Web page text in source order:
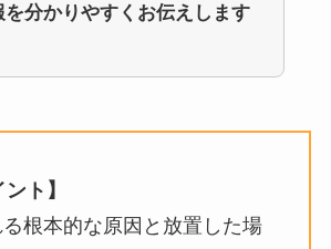
を分かりやすくお伝えします
ト】
根本的な原因と放置した場